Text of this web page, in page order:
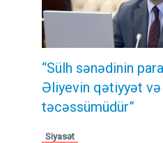
“Sülh sənədinin
Əliyevin qətiyyət
təcəssümüdür”
Siyasət